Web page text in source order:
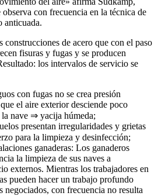
con frecuencia en la técnica de
anticuada.
construcciones de acero que con el paso
fisuras y fugas y se producen
los intervalos de servicio se
con fugas no se crea presión
el aire exterior desciende poco
la nave ⇒ yacija húmeda;
presentan irregularidades y grietas
para la limpieza y desinfección;
ganaderas: Los ganaderos
la limpieza de sus naves a
externos. Mientras los trabajadores en
pueden hacer un trabajo profundo
negociados, con frecuencia no resulta